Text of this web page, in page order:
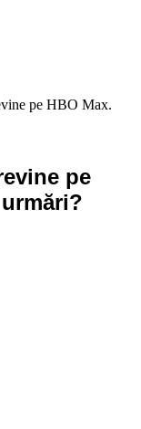
pe HBO Max.
pe